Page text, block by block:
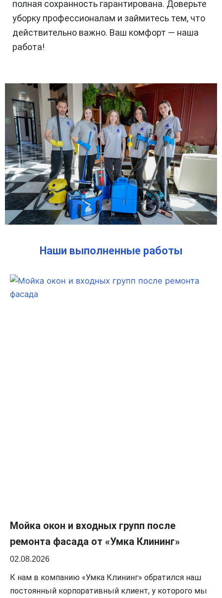
полная сохранность гарантирована. Доверьте
уборку профессионалам и займитесь тем, что
действительно важно. Ваш комфорт — наша
работа!
Наши выполненные работы
Мойка окон и входных групп после
ремонта фасада от «Умка Клининг»
02.08.2026
К нам в компанию «Умка Клининг» обратился наш
постоянный корпоративный клиент, у которого мы